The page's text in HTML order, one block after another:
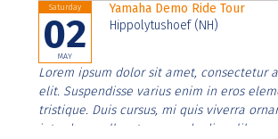
Saturday
02
MAY
Yamaha Demo Ride Tour
Hippolytushoef (NH)
Lorem ipsum dolor sit amet, consectetur
elit. Suspendisse varius enim in eros
tristique. Duis cursus, mi quis viverra
interdum nulla, ut commodo diam libero